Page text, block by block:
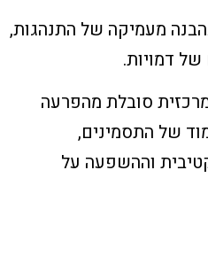
מעמיקה של התנהגות,
של דמויות.
סובלת מהפרעה
של התסמינים,
וההשפעה על